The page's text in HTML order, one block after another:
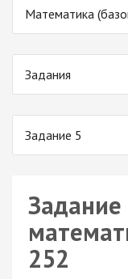
Математика
Задания
Задание 5
Задание
252